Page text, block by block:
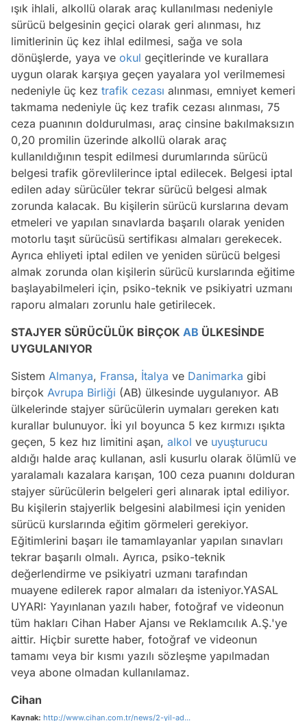
ışık ihlali, alkollü olarak araç kullanılması nedeniyle
sürücü belgesinin geçici olarak geri alınması, hız
limitlerinin üç kez ihlal edilmesi, sağa ve sola
dönüşlerde, yaya ve okul geçitlerinde ve kurallara
uygun olarak karşıya geçen yayalara yol verilmemesi
nedeniyle üç kez trafik cezası alınması, emniyet kemeri
takmama nedeniyle üç kez trafik cezası alınması, 75
ceza puanının doldurulması, araç cinsine bakılmaksızın
0,20 promilin üzerinde alkollü olarak araç
kullanıldığının tespit edilmesi durumlarında sürücü
belgesi trafik görevlilerince iptal edilecek. Belgesi iptal
edilen aday sürücüler tekrar sürücü belgesi almak
zorunda kalacak. Bu kişilerin sürücü kurslarına devam
etmeleri ve yapılan sınavlarda başarılı olarak yeniden
motorlu taşıt sürücüsü sertifikası almaları gerekecek.
Ayrıca ehliyeti iptal edilen ve yeniden sürücü belgesi
almak zorunda olan kişilerin sürücü kurslarında eğitime
başlayabilmeleri için, psiko-teknik ve psikiyatri uzmanı
raporu almaları zorunlu hale getirilecek.
STAJYER SÜRÜCÜLÜK BİRÇOK AB ÜLKESİNDE
UYGULANIYOR
Sistem Almanya, Fransa, İtalya ve Danimarka gibi
birçok Avrupa Birliği (AB) ülkesinde uygulanıyor. AB
ülkelerinde stajyer sürücülerin uymaları gereken katı
kurallar bulunuyor. İki yıl boyunca 5 kez kırmızı ışıkta
geçen, 5 kez hız limitini aşan, alkol ve uyuşturucu
aldığı halde araç kullanan, asli kusurlu olarak ölümlü ve
yaralamalı kazalara karışan, 100 ceza puanını dolduran
stajyer sürücülerin belgeleri geri alınarak iptal ediliyor.
Bu kişilerin stajyerlik belgesini alabilmesi için yeniden
sürücü kurslarında eğitim görmeleri gerekiyor.
Eğitimlerini başarı ile tamamlayanlar yapılan sınavları
tekrar başarılı olmalı. Ayrıca, psiko-teknik
değerlendirme ve psikiyatri uzmanı tarafından
muayene edilerek rapor almaları da isteniyor. YASAL
UYARI: Yayınlanan yazılı haber, fotoğraf ve videonun
tüm hakları Cihan Haber Ajansı ve Reklamcılık A.Ş.'ye
aittir. Hiçbir surette haber, fotoğraf ve videonun
tamamı veya bir kısmı yazılı sözleşme yapılmadan
veya abone olmadan kullanılamaz.
Cihan
Kaynak: http://www.cihan.com.tr/news/2-yil-ad...